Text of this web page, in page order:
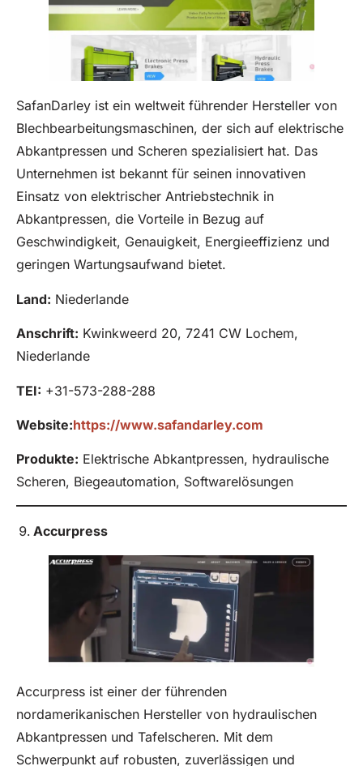
SafanDarley ist ein weltweit führender Hersteller von
Blechbearbeitungsmaschinen, der sich auf elektrische
Abkantpressen und Scheren spezialisiert hat. Das
Unternehmen ist bekannt für seinen innovativen
Einsatz von elektrischer Antriebstechnik in
Abkantpressen, die Vorteile in Bezug auf
Geschwindigkeit, Genauigkeit, Energieeffizienz und
geringen Wartungsaufwand bietet.
Land: Niederlande
Anschrift: Kwinkweerd 20, 7241 CW Lochem,
Niederlande
TEI: +31-573-288-288
Website:https://www.safandarley.com
Produkte: Elektrische Abkantpressen, hydraulische
Scheren, Biegeautomation, Softwarelösungen
Accurpress
Accurpress ist einer der führenden
nordamerikanischen Hersteller von hydraulischen
Abkantpressen und Tafelscheren. Mit dem
Schwerpunkt auf robusten, zuverlässigen und